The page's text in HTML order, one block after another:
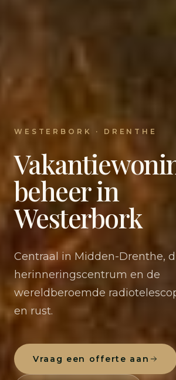
WESTERBORK · DRENTHE
beheer in
Westerbork
Centraal in Midden-Drenthe,
herinneringscentrum en de
wereldberoemde
en rust.
Vraag een offerte aan